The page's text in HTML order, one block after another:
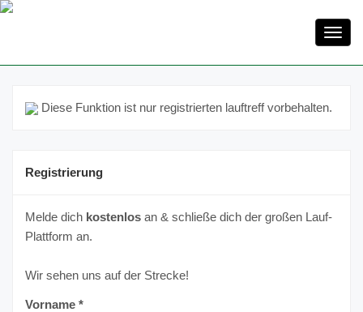
Diese Funktion ist nur registrierten lauftreff vorbehalten.
Registrierung
Melde dich kostenlos an & schließe dich der großen Lauf-
Plattform an.
Wir sehen uns auf der Strecke!
Vorname *